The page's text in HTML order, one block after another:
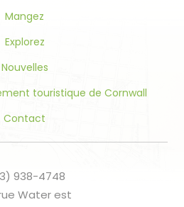
Mangez
Explorez
Nouvelles
touristique de Cornwall
Contact
938-4748
Water est